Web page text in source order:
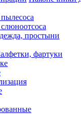
простыни
фартуки